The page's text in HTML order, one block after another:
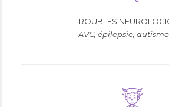
TROUBLES
AVC, épilepsie,